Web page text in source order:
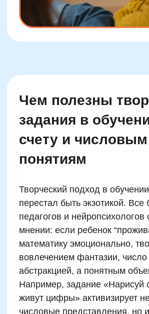
Отмечайте прогресс: снимайте видео,
ведите дневник достижений
Как использовать счет и
математические игры для
снижения
гиперактивности
Числовые упражнений с четкой структурой
дают ребенку с избытком энергии понятную
форму действий. Исследования показывают,